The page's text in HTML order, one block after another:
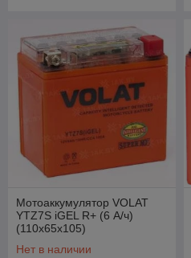
Мотоаккумулятор VOLAT
YTZ7S iGEL R+ (6 А/ч)
(110x65x105)
Нет в наличии